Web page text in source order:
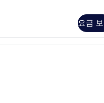
요금
디럭스룸 | 객실 내 금고, 책